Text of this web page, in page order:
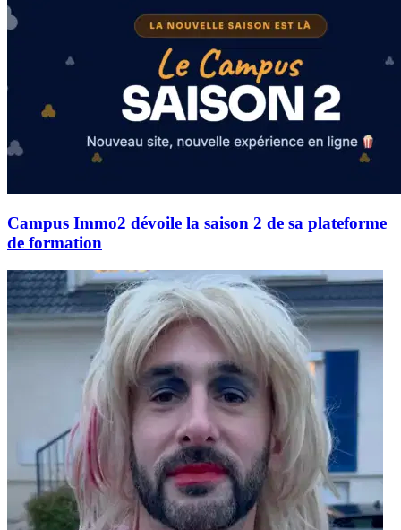
Campus Immo2 dévoile la saison 2 de sa plateforme
de formation